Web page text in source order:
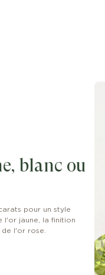
blanc ou
pour un style
l'or jaune, la finition
l'or rose.